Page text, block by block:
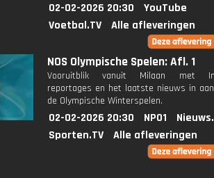
02-02-2026 20:30
YouTube
Voetbal.TV
Alle afleveringen
NOS Olympische Spelen: Afl. 1
Vooruitblik vanuit Milaan met
reportages en het laatste nieuws in
de Olympische Winterspelen.
02-02-2026 20:30 NPO1
Sporten.TV
Alle afleveringen